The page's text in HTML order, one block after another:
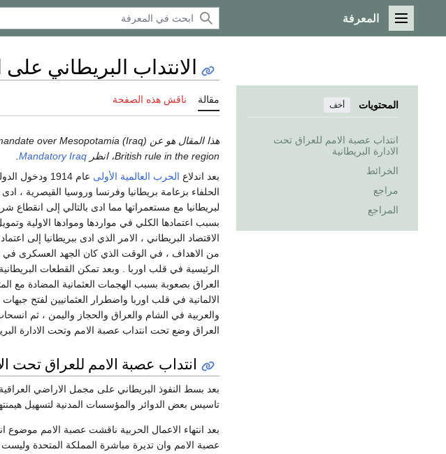
القائمة الرئيسية
المعرفة
المحتويات أخف
انتداب عصبة الامم للعراق تحت
الادارة البريطانية
الخرائط
مراجع
المراجع
الانتداب البريطاني على
مقالة ناقش هذه الصفحة
British rule in the region، انظر
Mandatory Iraq
بعد اندلاع الحرب العالمية الأولى
عام 1914
الحلفاء بزعامة بريطانيا وفرنسا وروسيا القيصرية ،
لبريطانيا مع مستعمراتها مما ادى بالتالي إلى انقطاع
بسبب اعتمادها الكلي في مواردها وموادها الاولية
الاقتصاد البريطاني ، الامر الذي ادى ببريطانيا إلى
من الاهداف ، في الوقت الذي كان الجهد العسكرى في
الرئيسية في قلب اوربا . وبعد تمكن القطعات
العراق بصعوبة بسبب الهجمات العثمانية المضادة مع
الالمانية في قلب اوربا واضطرار العثمانيين لفتح
والعربية في الشام والعراق والحجاز واليمن ، ثم
العراق وضع تحت انتداب عصبة الامم وتحت الادارة
انتداب عصبة الامم للعراق تحت
بعد بسط النفوذ البريطاني على مجمل الاراضي
تاسيس بعض الدوائر والمؤسسات المدنية لتسهيل
بعد انتهاء الاعمال الحربية ناقشت عصبة الامم
عصبة الامم وان تديرة مباشرة المملكة المتحدة وليست